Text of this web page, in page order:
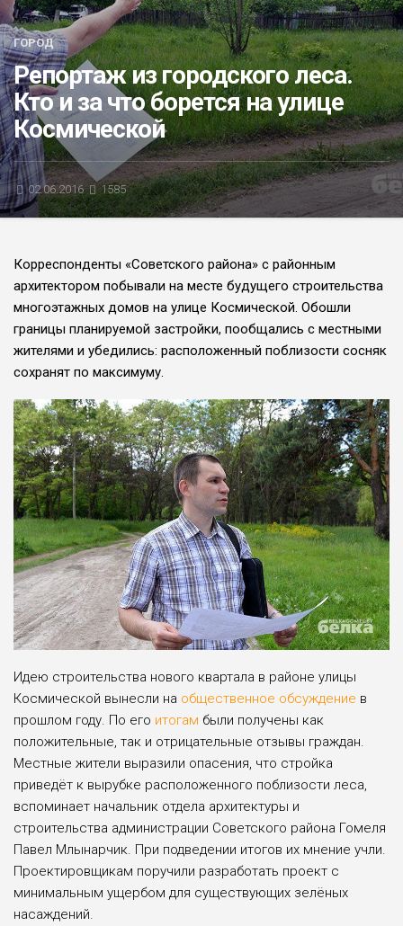
БЛИЦ-ОПРОС
АФИША
ГОРОД
Репортаж из городского леса.
Кто и за что борется на улице
Космической
02.06.2016 1585
Корреспонденты «Советского района» с районным
архитектором побывали на месте будущего строительства
многоэтажных домов на улице Космической. Обошли
границы планируемой застройки, пообщались с местными
жителями и убедились: расположенный поблизости сосняк
сохранят по максимуму.
Идею строительства нового квартала в районе улицы
Космической вынесли на общественное обсуждение в
прошлом году. По его итогам были получены как
положительные, так и отрицательные отзывы граждан.
Местные жители выразили опасения, что стройка
приведёт к вырубке расположенного поблизости леса,
вспоминает начальник отдела архитектуры и
строительства администрации Советского района Гомеля
Павел Млынарчик. При подведении итогов их мнение учли.
Проектировщикам поручили разработать проект с
минимальным ущербом для существующих зелёных
насаждений.